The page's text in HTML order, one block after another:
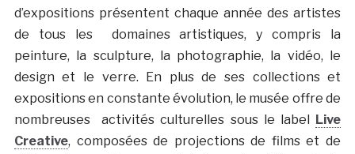
d’expositions présentent chaque année des artistes
de tous les domaines artistiques, y compris la
peinture, la sculpture, la photographie, la vidéo, le
design et le verre. En plus de ses collections et
expositions en constante évolution, le musée offre de
nombreuses activités culturelles sous le label
Live
Creative, composées de projections de films et de